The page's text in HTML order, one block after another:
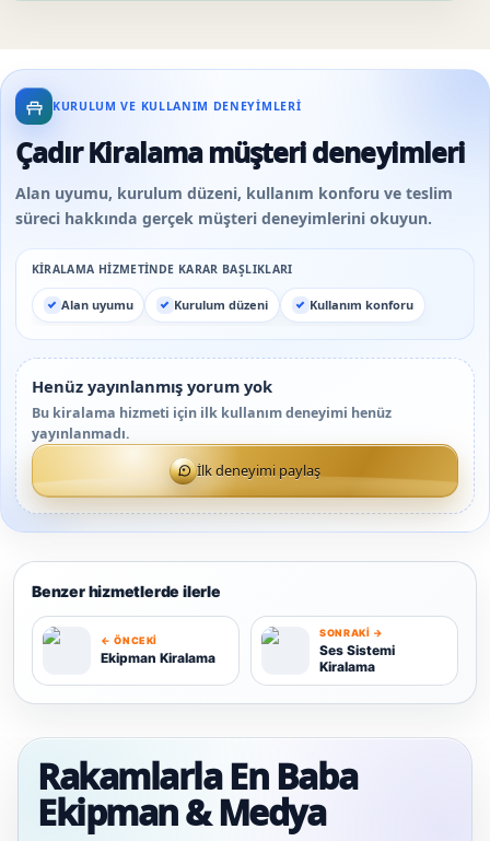
KURULUM VE KULLANIM DENEYIMLERI
Çadır Kiralama müşteri deneyimleri
Alan uyumu, kurulum düzeni, kullanım konforu ve teslim
süreci hakkında gerçek müşteri deneyimlerini okuyun.
KIRALAMA HIZMETINDE KARAR BAŞLIKLARI
Alan uyumu Kurulum düzeni Kullanım konforu
Henüz yayınlanmış yorum yok
Bu kiralama hizmeti için ilk kullanım deneyimi henüz
yayınlanmadı.
İlk deneyimi paylaş
Benzer hizmetlerde ilerle
← ÖNCEKI
Ekipman Kiralama
S
SONRAKI →
Ses Sistemi
Kiralama
Rakamlarla En Baba
Ekipman & Medya